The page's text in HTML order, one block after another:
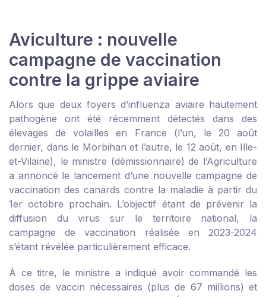
Aviculture : nouvelle
campagne de vaccination
contre la grippe aviaire
Alors que deux foyers d’influenza aviaire hautement
pathogène ont été récemment détectés dans des
élevages de volailles en France (l’un, le 20 août
dernier, dans le Morbihan et l’autre, le 12 août, en Ille-
et-Vilaine), le ministre (démissionnaire) de l’Agriculture
a annoncé le lancement d’une nouvelle campagne de
vaccination des canards contre la maladie à partir du
1er octobre prochain. L’objectif étant de prévenir la
diffusion du virus sur le territoire national, la
campagne de vaccination réalisée en 2023-2024
s’étant révélée particulièrement efficace.
À ce titre, le ministre a indiqué avoir commandé les
doses de vaccin nécessaires (plus de 67 millions) et